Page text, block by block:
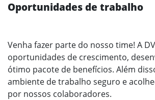
Oportunidades de trabalho
Venha fazer parte do nosso time! A
oportunidades de crescimento,
ótimo pacote de benefícios. Além
ambiente de trabalho seguro e
por nossos colaboradores.